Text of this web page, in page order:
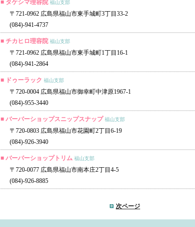
■ タケシマ理容院 福山支部
〒721-0962 広島県福山市東手城町3丁目33-2
(084)-941-4737
■ チカヒロ理容院 福山支部
〒721-0962 広島県福山市東手城町1丁目16-1
(084)-941-2864
■ ドゥーラック 福山支部
〒720-0004 広島県福山市御幸町中津原1967-1
(084)-955-3440
■ バーバーショップスニップスナップ 福山支部
〒720-0803 広島県福山市花園町2丁目6-19
(084)-926-3940
■ バーバーショップトリム 福山支部
〒720-0077 広島県福山市南本庄2丁目4-5
(084)-926-8885
次ページ